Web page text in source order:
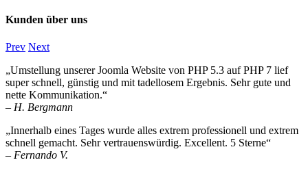
Kunden über uns
Prev Next
„Umstellung unserer Joomla Website von PHP 5.3 auf PHP 7 lief
super schnell, günstig und mit tadellosem Ergebnis. Sehr gute und
nette Kommunikation.“
– H. Bergmann
„Innerhalb eines Tages wurde alles extrem professionell und extrem
schnell gemacht. Sehr vertrauenswürdig. Excellent. 5 Sterne“
– Fernando V.